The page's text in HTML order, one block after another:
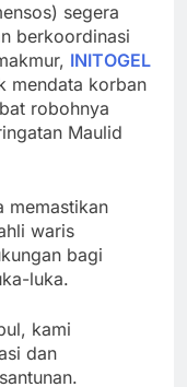
segera
berkoordinasi
INITOGEL
mendata korban
robohnya
Maulid
memastikan
waris
bagi
luka.
kami
dan